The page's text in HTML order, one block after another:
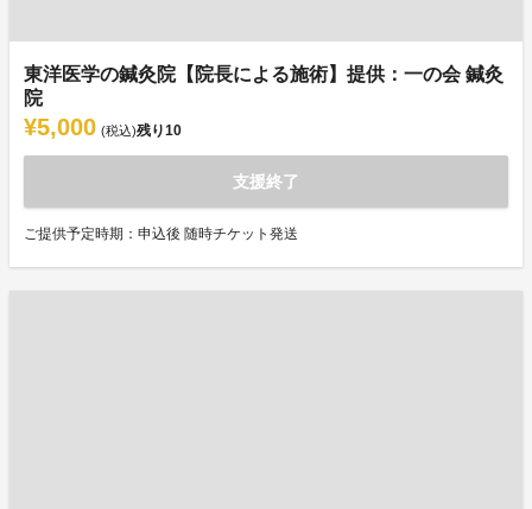
東洋医学の鍼灸院【院長による施術】提供：一の会 鍼灸
院
¥5,000 (税込)残り10
支援終了
ご提供予定時期：申込後 随時チケット発送